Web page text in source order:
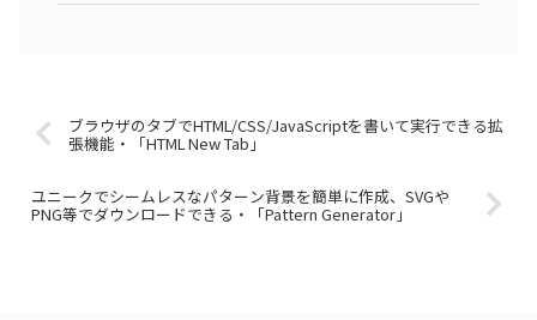
ブラウザのタブでHTML/CSS/JavaScriptを書いて実行できる拡
張機能・「HTML New Tab」
ユニークでシームレスなパターン背景を簡単に作成、SVGや
PNG等でダウンロードできる・「Pattern Generator」